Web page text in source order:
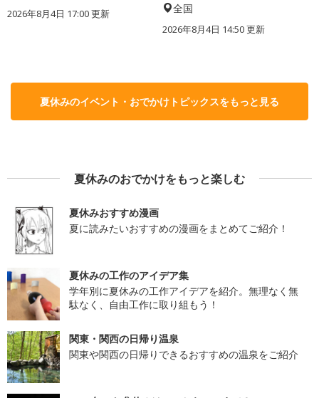
2026年8月4日 17:00更新 全国
2026年8月4日 14:50更新
夏休みのイベント・おでかけトピックスをもっと見る
夏休みのおでかけをもっと楽しむ
夏休みおすすめ漫画
夏に読みたいおすすめの漫画をまとめてご紹介！
夏休みの工作のアイデア集
学年別に夏休みの工作アイデアを紹介。無理なく無
駄なく、自由工作に取り組もう！
関東・関西の日帰り温泉
関東や関西の日帰りできるおすすめの温泉をご紹介